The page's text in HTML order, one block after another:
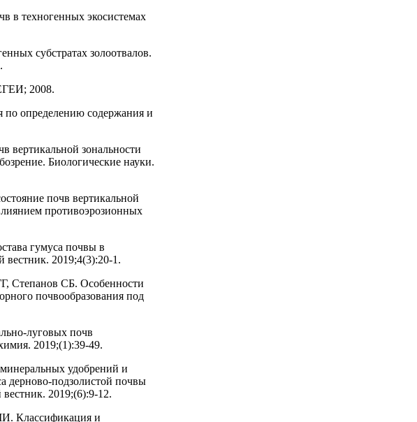
в техногенных экосистемах
субстратах золоотвалов.
2008.
определению содержания и
вертикальной зональности
Биологические науки.
почв вертикальной
противоэрозионных
гумуса почвы в
вестник. 2019;4(3):20-1.
Степанов СБ. Особенности
почвообразования под
луговых почв
2019;(1):39-49.
удобрений и
дерново-подзолистой почвы
2019;(6):9-12.
Классификация и